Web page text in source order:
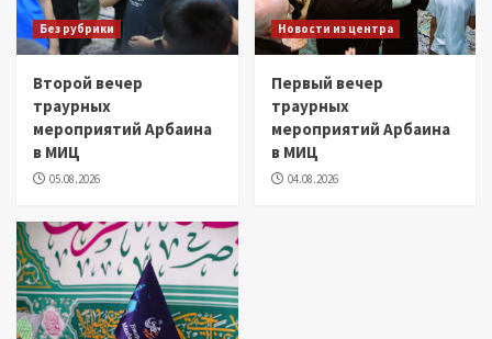
Без рубрики
Второй вечер
траурных
мероприятий Арбаина
в МИЦ
05.08.2026
Новости из центра
Первый вечер
траурных
мероприятий Арбаина
в МИЦ
04.08.2026